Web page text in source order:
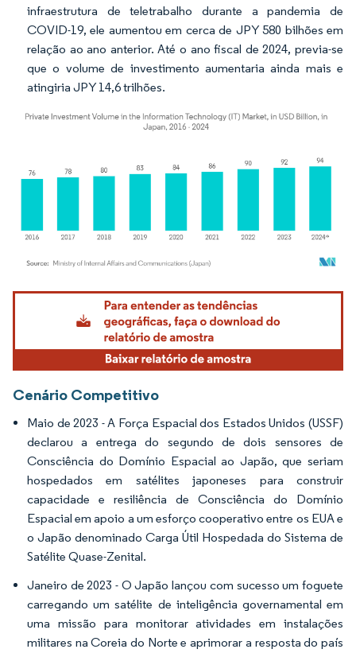
infraestrutura de teletrabalho durante a pandemia de
COVID-19, ele aumentou em cerca de JPY 580 bilhões em
relação ao ano anterior. Até o ano fiscal de 2024, previa-se
que o volume de investimento aumentaria ainda mais e
atingiria JPY 14,6 trilhões.
Imagem © Mordor Intelligence. O reuso requer atribuição conforme CC BY 4.0.
Cenário Competitivo
Maio de 2023 - A Força Espacial dos Estados Unidos (USSF)
declarou a entrega do segundo de dois sensores de
Consciência do Domínio Espacial ao Japão, que seriam
hospedados em satélites japoneses para construir
capacidade e resiliência de Consciência do Domínio
Espacial em apoio a um esforço cooperativo entre os EUA e
o Japão denominado Carga Útil Hospedada do Sistema de
Satélite Quase-Zenital.
Janeiro de 2023 - O Japão lançou com sucesso um foguete
carregando um satélite de inteligência governamental em
uma missão para monitorar atividades em instalações
militares na Coreia do Norte e aprimorar a resposta do país